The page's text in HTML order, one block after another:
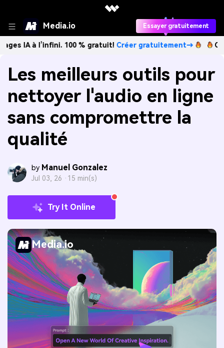
Media.io Essayer gratuitement
l’infini. 100 % gratuit!Créer gratuitement→ Créez des
Les meilleurs outils pour
nettoyer l'audio en ligne
sans compromettre la
qualité
by Manuel Gonzalez
Jul 03, 26 · 15 min(s)
Try It Online
Media.io